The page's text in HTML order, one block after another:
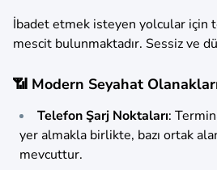
İbadet etmek isteyen yolcular için
mescit bulunmaktadır. Sessiz ve
📶 Modern Seyahat
Telefon Şarj Noktaları:
yer almakla birlikte, bazı ortak
mevcuttur.